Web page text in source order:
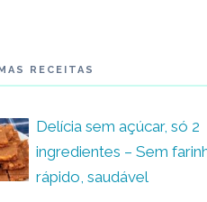
RECEITAS
Delícia sem açúcar, só 2
ingredientes – Sem
rápido, saudável